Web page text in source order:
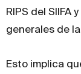
RIPS del SIIFA
generales de
Esto implica